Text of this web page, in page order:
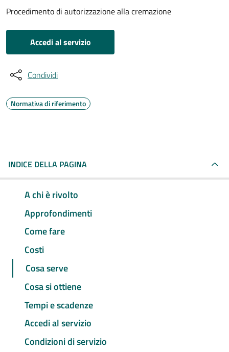
Procedimento di autorizzazione alla cremazione
Accedi al servizio
Condividi
Normativa di riferimento
INDICE DELLA PAGINA
A chi è rivolto
Approfondimenti
Come fare
Costi
Cosa serve
Cosa si ottiene
Tempi e scadenze
Accedi al servizio
Condizioni di servizio